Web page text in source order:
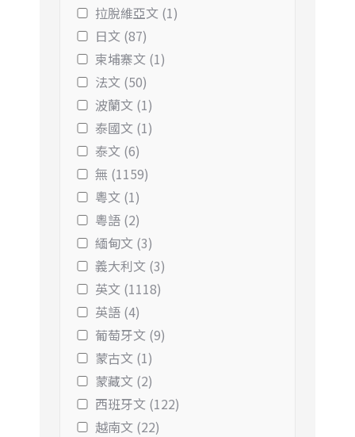
拉脫維亞文 (1)
日文 (87)
柬埔寨文 (1)
法文 (50)
波蘭文 (1)
泰國文 (1)
泰文 (6)
無 (1159)
粵文 (1)
粵語 (2)
緬甸文 (3)
義大利文 (3)
英文 (1118)
英語 (4)
葡萄牙文 (9)
蒙古文 (1)
蒙藏文 (2)
西班牙文 (122)
越南文 (22)